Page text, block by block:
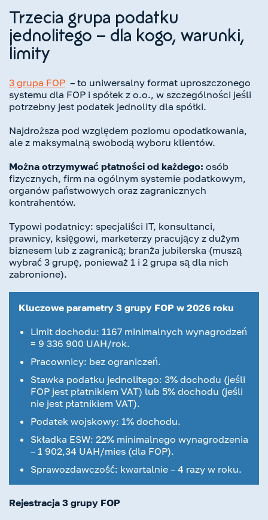
Trzecia grupa podatku
jednolitego – dla kogo, warunki,
limity
3 grupa FOP – to uniwersalny format uproszczonego
systemu dla FOP i spółek z o.o., w szczególności jeśli
potrzebny jest podatek jednolity dla spółki.
Najdroższa pod względem poziomu opodatkowania,
ale z maksymalną swobodą wyboru klientów.
Można otrzymywać płatności od każdego: osób
fizycznych, firm na ogólnym systemie podatkowym,
organów państwowych oraz zagranicznych
kontrahentów.
Typowi podatnicy: specjaliści IT, konsultanci,
prawnicy, księgowi, marketerzy pracujący z dużym
biznesem lub z zagranicą; branża jubilerska (muszą
wybrać 3 grupę, ponieważ 1 i 2 grupa są dla nich
zabronione).
Kluczowe parametry 3 grupy FOP w 2026 roku
Limit dochodu: 1167 minimalnych wynagrodzeń
= 9 336 900 UAH/rok.
Pracownicy: bez ograniczeń.
Stawka podatku jednolitego: 3% dochodu (jeśli
FOP jest płatnikiem VAT) lub 5% dochodu (jeśli
nie jest płatnikiem VAT).
Podatek wojskowy: 1% dochodu.
Składka ESW: 22% minimalnego wynagrodzenia
– 1 902,34 UAH/mies (dla FOP).
Sprawozdawczość: kwartalnie – 4 razy w roku.
Rejestracja 3 grupy FOP